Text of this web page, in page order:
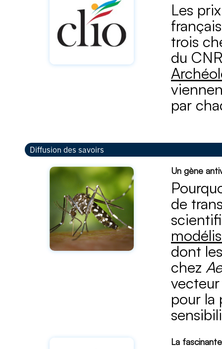
Les
trois
du
par
Diffusion des savoirs
Un gène
de
dont
chez
pour la
La